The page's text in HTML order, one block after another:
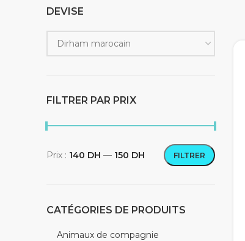
DEVISE
FILTRER PAR PRIX
Prix min
Prix max FILTRER
Prix : 140 DH — 150 DH
CATÉGORIES DE PRODUITS
Animaux de compagnie